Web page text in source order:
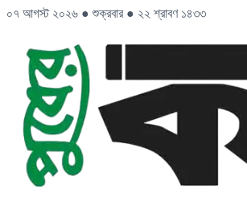
০৭ আগস্ট ২০২৬ ● শুক্রবার ● ২২ শ্রাবণ ১৪৩৩